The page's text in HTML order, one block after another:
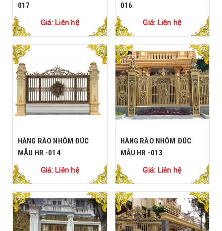
017
Giá: Liên hệ
016
Giá: Liên hệ
HÀNG RÀO NHÔM ĐÚC
MẪU HR -014
Giá: Liên hệ
HÀNG RÀO NHÔM ĐÚC
MẪU HR -013
Giá: Liên hệ